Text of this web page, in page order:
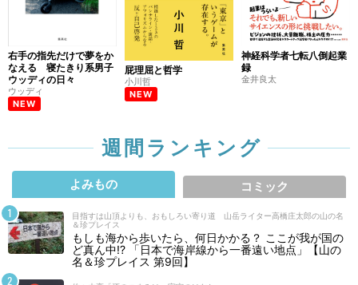
右手の指先だけで夢をか
なえる 寝たきり系男子
ウッディの日々
ウッディ
NEW
屁理屈と哲学
小川哲
NEW
神経科学者七転八倒起業
録
金井良太
週間ランキング
よみもの コミック
目指すは山頂よりも、おもしろい寄り道 山岳ライター高橋庄太郎の山の名
＆珍プレイス
もしも海から歩いたら、何日かかる？ ここが我が国の
ど真ん中!? 「日本で海岸線から一番遠い地点」【山の
名＆珍プレイス 第9回】